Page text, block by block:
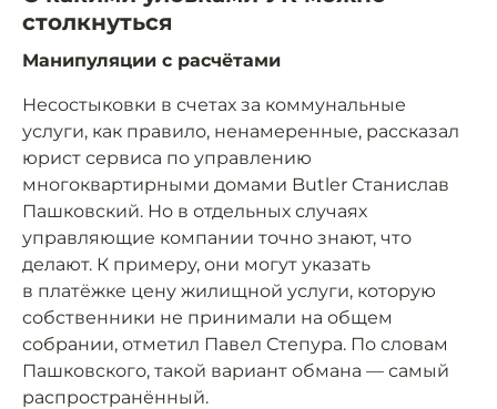
столкнуться
Манипуляции с расчётами
Несостыковки в счетах за коммунальные
услуги, как правило, ненамеренные, рассказал
юрист сервиса по управлению
многоквартирными домами Butler Станислав
Пашковский. Но в отдельных случаях
управляющие компании точно знают, что
делают. К примеру, они могут указать
в платёжке цену жилищной услуги, которую
собственники не принимали на общем
собрании, отметил Павел Степура. По словам
Пашковского, такой вариант обмана — самый
распространённый.